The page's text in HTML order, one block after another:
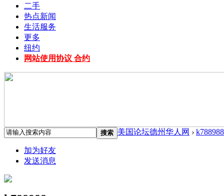
二手
热点新闻
生活服务
更多
纽约
网站使用协议 合约
搜索 美国论坛德州华人网 › k788988
加为好友
发送消息